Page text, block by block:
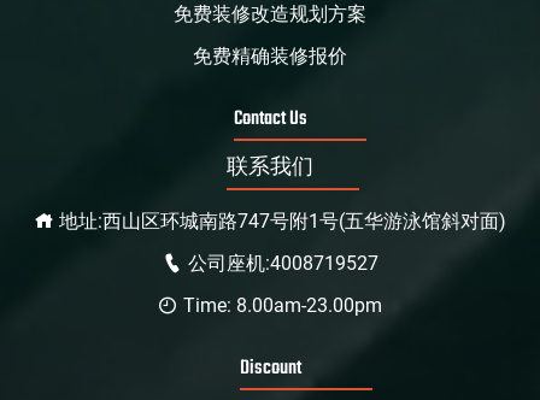
免费装修改造规划方案
免费精确装修报价
Contact Us
联系我们
地址:西山区环城南路747号附1号(五华游泳馆斜对面)
公司座机:4008719527
Time: 8.00am-23.00pm
Discount